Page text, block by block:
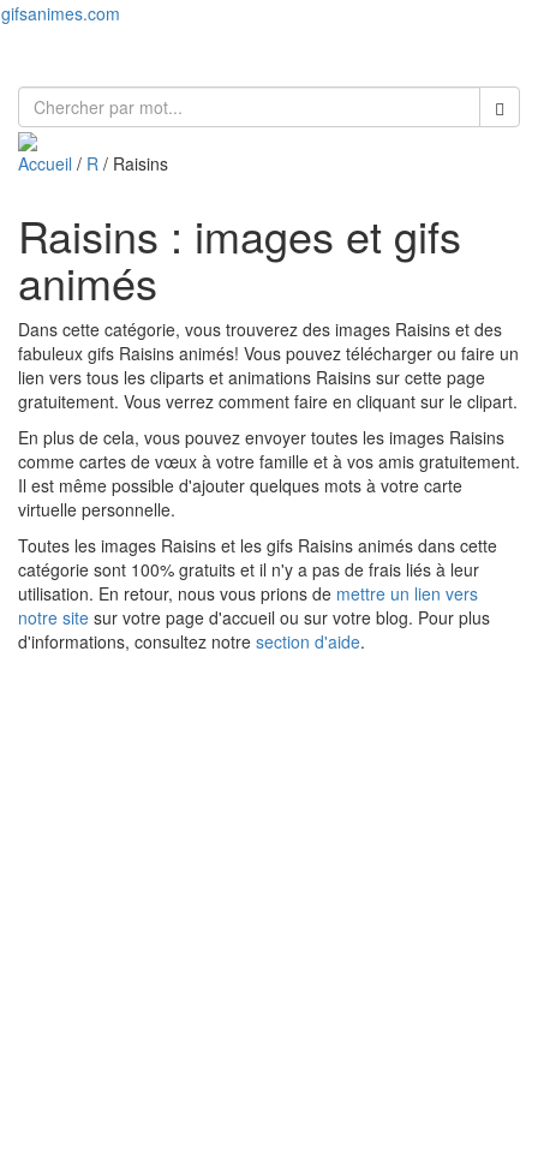
gifsanimes.com
Accueil / R / Raisins
Raisins : images et gifs
animés
Dans cette catégorie, vous trouverez des images Raisins et des
fabuleux gifs Raisins animés! Vous pouvez télécharger ou faire un
lien vers tous les cliparts et animations Raisins sur cette page
gratuitement. Vous verrez comment faire en cliquant sur le clipart.
En plus de cela, vous pouvez envoyer toutes les images Raisins
comme cartes de vœux à votre famille et à vos amis gratuitement.
Il est même possible d'ajouter quelques mots à votre carte
virtuelle personnelle.
Toutes les images Raisins et les gifs Raisins animés dans cette
catégorie sont 100% gratuits et il n'y a pas de frais liés à leur
utilisation. En retour, nous vous prions de mettre un lien vers
notre site sur votre page d'accueil ou sur votre blog. Pour plus
d'informations, consultez notre section d'aide.